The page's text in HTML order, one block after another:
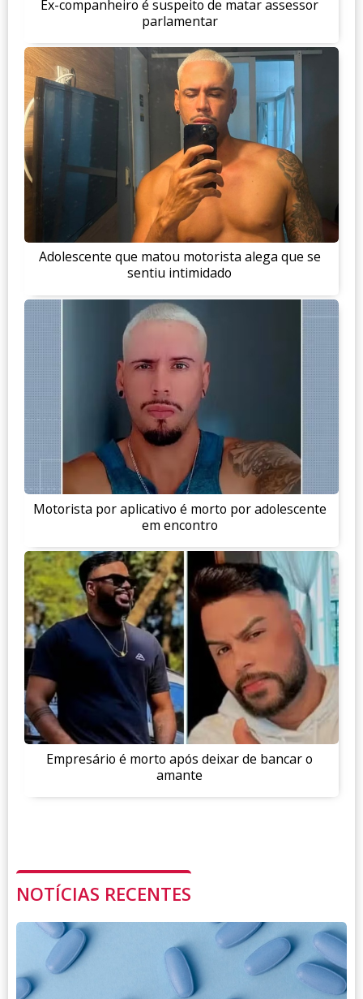
Ex-companheiro é suspeito de matar assessor
parlamentar
Adolescente que matou motorista alega que se
sentiu intimidado
Motorista por aplicativo é morto por adolescente
em encontro
Empresário é morto após deixar de bancar o
amante
NOTÍCIAS RECENTES